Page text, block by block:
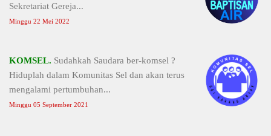
Sekretariat Gereja...
Minggu 22 Mei 2022
KOMSEL. Sudahkah Saudara ber-komsel ?
Hiduplah dalam Komunitas Sel dan akan terus
mengalami pertumbuhan...
Minggu 05 September 2021